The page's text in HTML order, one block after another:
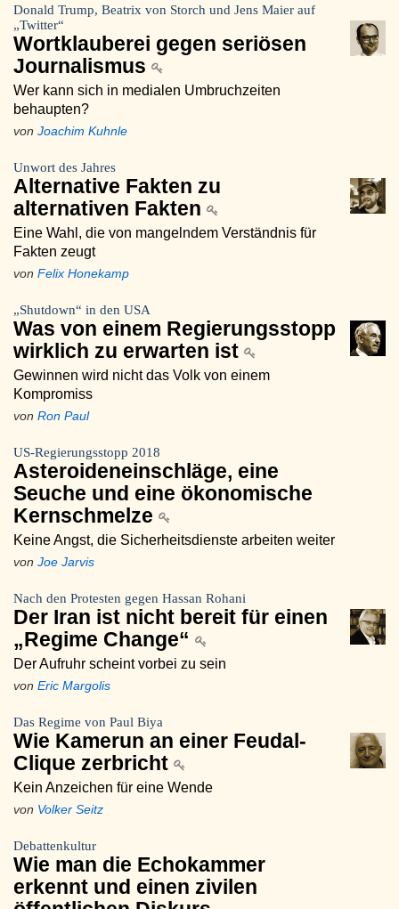
Donald Trump, Beatrix von Storch und Jens Maier auf
„Twitter“
Wortklauberei gegen seriösen
Journalismus
Wer kann sich in medialen Umbruchzeiten
behaupten?
von Joachim Kuhnle
Unwort des Jahres
Alternative Fakten zu
alternativen Fakten
Eine Wahl, die von mangelndem Verständnis für
Fakten zeugt
von Felix Honekamp
„Shutdown“ in den USA
Was von einem Regierungsstopp
wirklich zu erwarten ist
Gewinnen wird nicht das Volk von einem
Kompromiss
von Ron Paul
US-Regierungsstopp 2018
Asteroideneinschläge, eine
Seuche und eine ökonomische
Kernschmelze
Keine Angst, die Sicherheitsdienste arbeiten weiter
von Joe Jarvis
Nach den Protesten gegen Hassan Rohani
Der Iran ist nicht bereit für einen
„Regime Change“
Der Aufruhr scheint vorbei zu sein
von Eric Margolis
Das Regime von Paul Biya
Wie Kamerun an einer Feudal-
Clique zerbricht
Kein Anzeichen für eine Wende
von Volker Seitz
Debattenkultur
Wie man die Echokammer
erkennt und einen zivilen